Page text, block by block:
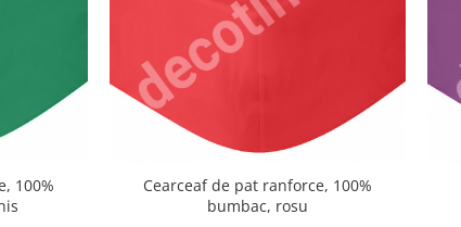
100%
Cearceaf de pat ranforce, 100%
bumbac, rosu